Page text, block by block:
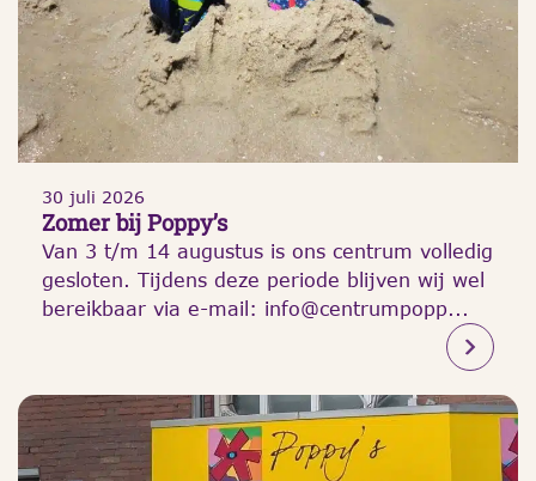
30 juli 2026
Zomer bij Poppy’s
Van 3 t/m 14 augustus is ons centrum volledig
gesloten. Tijdens deze periode blijven wij wel
bereikbaar via e-mail: info@centrumpopp...